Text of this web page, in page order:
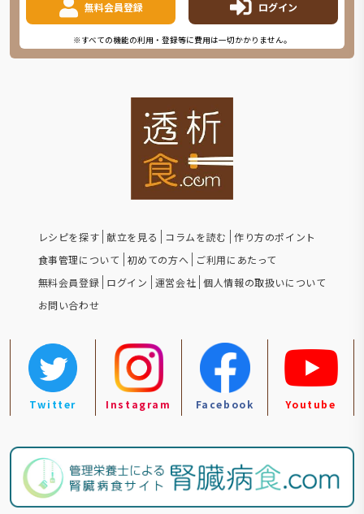
無料会員登録 ログイン
※すべての機能の利用・登録等に費用は一切かかりません。
レシピを探す 献立を見る コラムを読む
作り方のポイント
食事管理について
初めての方へ
ご利用にあたって
無料会員登録 ログイン 運営会社 個人情報の取扱いについて
お問い合わせ
Twitter Instagram Facebook Youtube